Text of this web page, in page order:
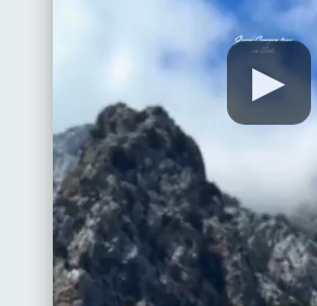
▶